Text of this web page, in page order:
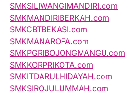
SMKSILIWANGIMANDIRI.com
SMKMANDIRIBERKAH.com
SMKCBTBEKASI.com
SMKMANAROFA.com
SMKPGRIBOJONGMANGU.com
SMKKORPRIKOTA.com
SMKITDARULHIDAYAH.com
SMKSIROJULUMMAH.com